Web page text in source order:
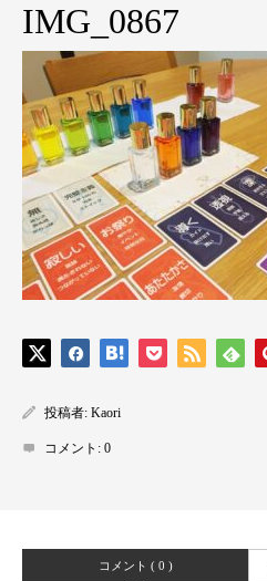
IMG_0867
投稿者: Kaori
コメント: 0
コメント ( 0 )